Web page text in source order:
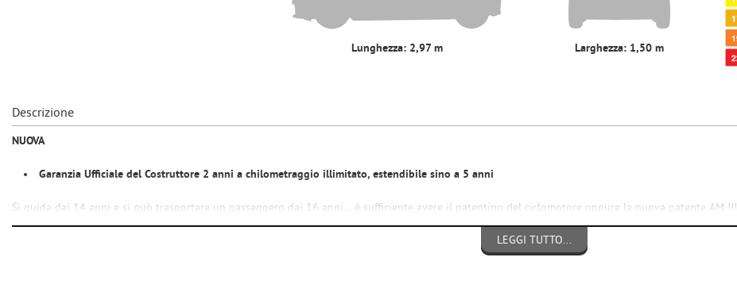
Lunghezza: 2,97 m Larghezza: 1,50 m
Descrizione
NUOVA
Garanzia Ufficiale del Costruttore 2 anni a chilometraggio illimitato, estendibile sino a 5 anni
Si guida dai 14 anni e si può trasportare un passeggero dai 16 anni... è sufficiente avere il patentino del ciclomotore oppure la nuova patente AM !!!
LEGGI TUTTO...